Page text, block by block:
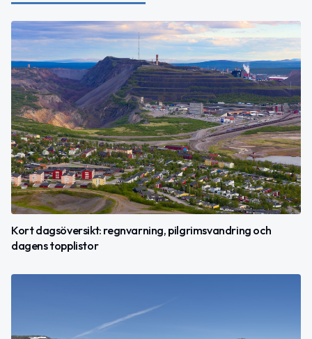
Kort dagsöversikt: regnvarning, pilgrimsvandring och
dagens topplistor